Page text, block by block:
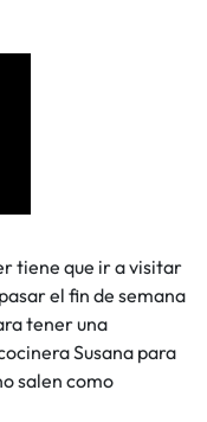
tiene que ir a visitar
el fin de semana
tener una
Susana para
salen como